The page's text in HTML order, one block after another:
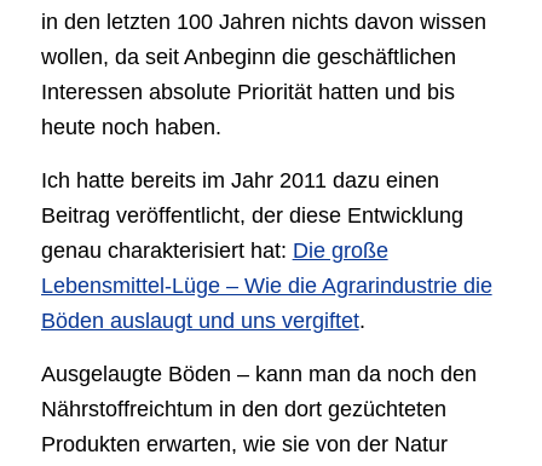
in den letzten 100 Jahren nichts davon wissen
wollen, da seit Anbeginn die geschäftlichen
Interessen absolute Priorität hatten und bis
heute noch haben.
Ich hatte bereits im Jahr 2011 dazu einen
Beitrag veröffentlicht, der diese Entwicklung
genau charakterisiert hat: Die große
Lebensmittel-Lüge – Wie die Agrarindustrie die
Böden auslaugt und uns vergiftet.
Ausgelaugte Böden – kann man da noch den
Nährstoffreichtum in den dort gezüchteten
Produkten erwarten, wie sie von der Natur